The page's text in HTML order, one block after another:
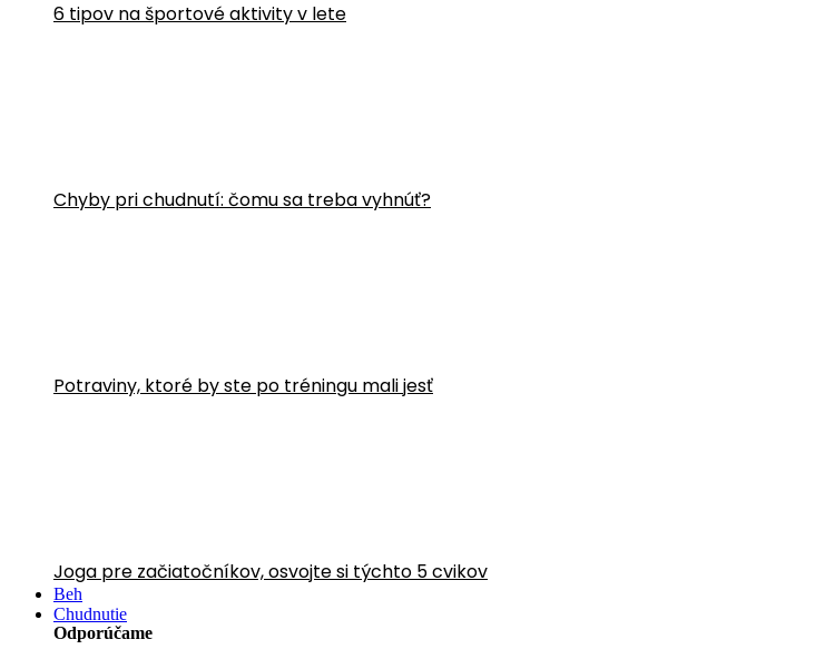
6 tipov na športové aktivity v lete
Chyby pri chudnutí: čomu sa treba vyhnúť?
Potraviny, ktoré by ste po tréningu mali jesť
Joga pre začiatočníkov, osvojte si týchto 5 cvikov
Beh
Chudnutie
Odporúčame